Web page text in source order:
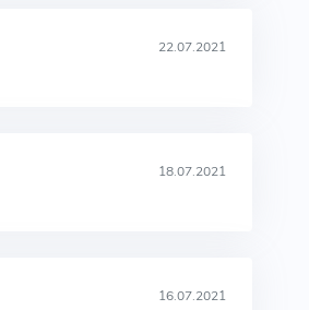
22.07.2021
18.07.2021
16.07.2021